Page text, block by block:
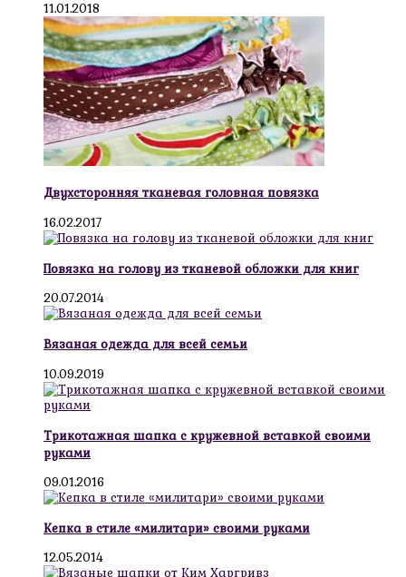
11.01.2018
Двухсторонняя тканевая головная повязка
16.02.2017
Повязка на голову из тканевой обложки для книг
20.07.2014
Вязаная одежда для всей семьи
10.09.2019
Трикотажная шапка с кружевной вставкой своими
руками
09.01.2016
Кепка в стиле «милитари» своими руками
12.05.2014